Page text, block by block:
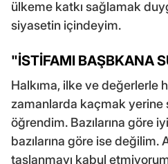
ülkeme katkı sağlamak
siyasetin içindeyim.
"İSTİFAMI BAŞBKANA
Halkıma, ilke ve değerlerle
zamanlarda kaçmak yerine
öğrendim. Bazılarına göre
bazılarına göre ise değilim.
taşlanmayı kabul